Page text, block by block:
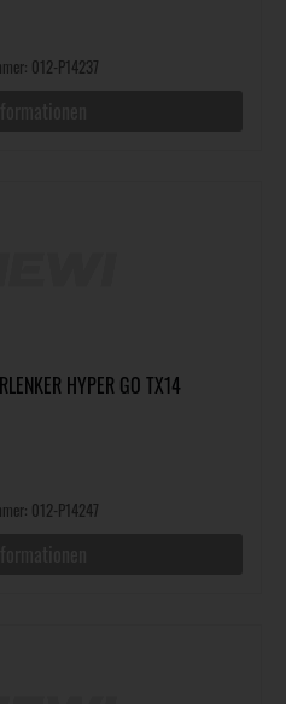
012-P14237
HYPER GO TX14
012-P14247